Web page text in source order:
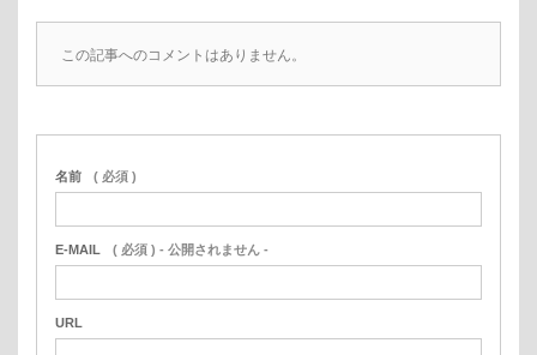
この記事へのコメントはありません。
名前 ( 必須 )
E-MAIL ( 必須 ) - 公開されません -
URL